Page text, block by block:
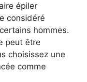
épiler
considéré
hommes.
peut être
choisissez une
comme